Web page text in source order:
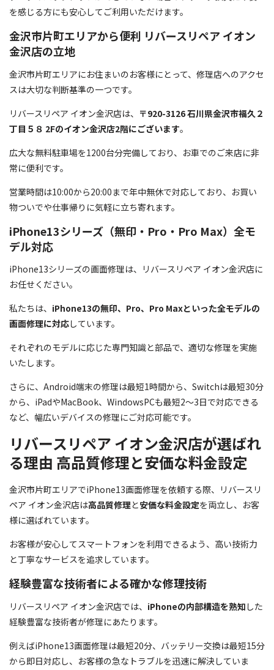
を感じる方にも安心してご利用いただけます。
金沢市片町エリアから便利 リバースリペア イオン
金沢店の立地
金沢市片町エリアにお住まいのお客様にとって、修理店へのアクセ
スは大切な判断基準の一つです。
リバースリペア イオン金沢店は、 〒920-3126 石川県金沢市福久２
丁目５８ 2Fのイオン金沢店2階にございます。
広大な無料駐車場を1200台分完備しており、お車でのご来店に非
常に便利です。
営業時間は10:00から20:00まで年中無休で対応しており、お買い
物ついでや仕事帰りに気軽に立ち寄れます。
iPhone13シリーズ（無印・Pro・Pro Max）全モ
デル対応
iPhone13シリーズの画面修理は、リバースリペア イオン金沢店に
お任せください。
私たちは、 iPhone13の無印、Pro、Pro Maxといった全モデルの
画面修理に対応しています。
それぞれのモデルに応じた専門知識と部品で、適切な修理を実施
いたします。
さらに、Android端末の修理は最短1時間から、Switchは最短30分
から、iPadやMacBook、WindowsPCも最短2～3日で対応できる
など、幅広いデバイスの修理にご対応可能です。
リバースリペア イオン金沢店が選ばれ
る理由 高品質修理と安価な料金設定
金沢市片町エリアでiPhone13画面修理を依頼する際、リバースリ
ペア イオン金沢店は高品質修理と安価な料金設定を両立し、お客
様に選ばれています。
お客様が安心してスマートフォンを利用できるよう、高い技術力
と丁寧なサービスを追求しています。
経験豊富な技術者による確かな修理技術
リバースリペア イオン金沢店では、 iPhoneの内部構造を熟知 した
経験豊富な技術者が修理にあたります。
例えばiPhone13画面修理は最短20分、バッテリー交換は最短15分
から即日対応し、お客様の急なトラブルを迅速に解決していま